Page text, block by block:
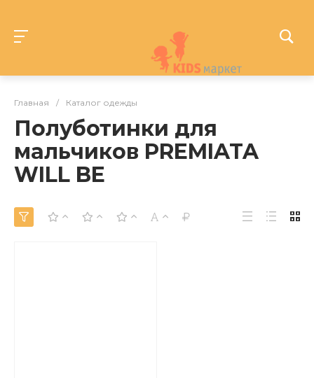
Главная / Каталог одежды
Полуботинки для
мальчиков PREMIATA
WILL BE